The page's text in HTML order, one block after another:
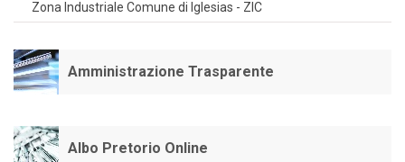
Zona Industriale Comune di Iglesias - ZIC
Amministrazione Trasparente
Albo Pretorio Online